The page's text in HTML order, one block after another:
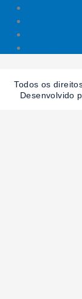
Todos os
Desenvolvido